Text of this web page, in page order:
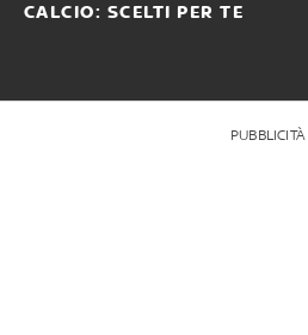
CALCIO: SCELTI PER TE
PUBBLICITÀ